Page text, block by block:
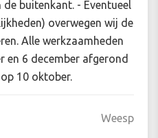
buitenkant. - Eventueel
overwegen wij de
Alle werkzaamheden
en 6 december afgerond
10 oktober.
Weesp